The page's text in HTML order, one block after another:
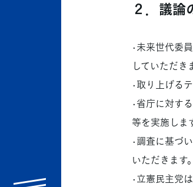
２．議論
•未来世代委
していただき
•取り上げる
•省庁に対す
等を実施しま
•調査に基づ
いただきます。
•立憲民主党